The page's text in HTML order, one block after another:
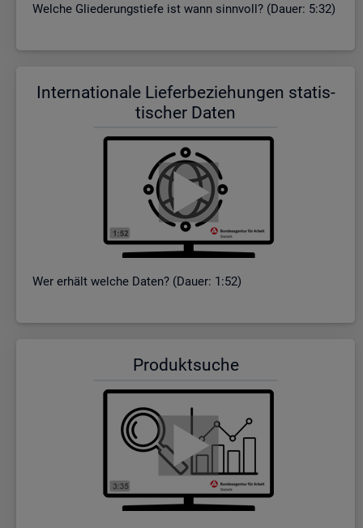
Wel­che Glie­de­rungs­tie­fe ist wann sinn­voll? (Dauer: 5:32)
In­ter­na­tio­na­le Lie­fer­be­zie­hun­gen sta­tis­
ti­scher Daten
Wer er­hält wel­che Daten? (Dauer: 1:52)
Pro­dukt­su­che